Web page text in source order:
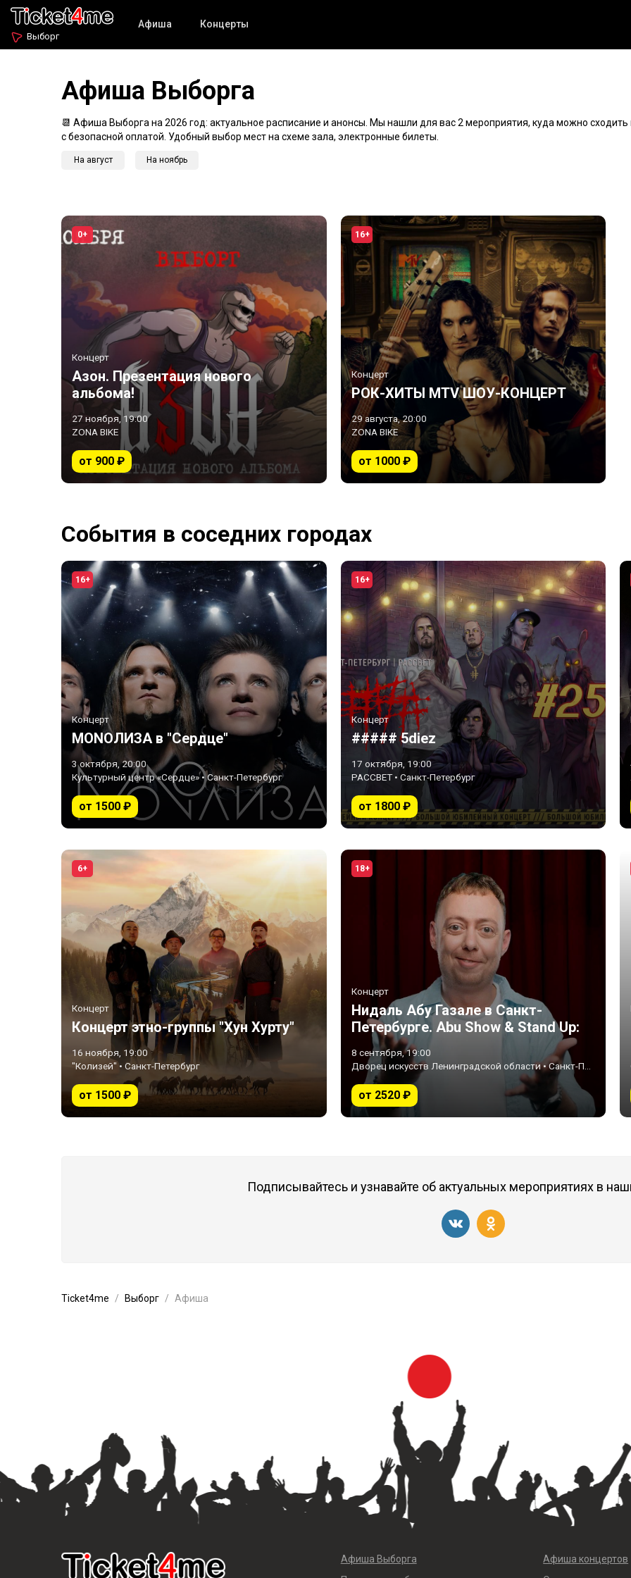
Выборг
Афиша Концерты
Афиша Выборга
📆 Афиша Выборга на 2026 год: актуальное расписание и анонсы. Мы нашли для вас 2 мероприятия, куда можно
с безопасной оплатой. Удобный выбор мест на схеме зала, электронные билеты.
На август На ноябрь
0+
Концерт
Азон. Презентация нового
альбома!
27 ноября, 19:00
ZONA BIKE
от 900 ₽
16+
Концерт
РОК-ХИТЫ MTV ШОУ-КОНЦЕРТ
29 августа, 20:00
ZONA BIKE
от 1000 ₽
События в соседних городах
16+
Концерт
MONOЛИЗА в "Сердце"
3 октября, 20:00
Культурный центр «Сердце» • Санкт-Петербург
от 1500 ₽
16+
Концерт
##### 5diez
17 октября, 19:00
РАССВЕТ • Санкт-Петербург
от 1800 ₽
6+
Концерт
Концерт этно-группы "Хун Хурту"
16 ноября, 19:00
"Колизей" • Санкт-Петербург
от 1500 ₽
18+
Концерт
Нидаль Абу Газале в Санкт-
Петербурге. Abu Show & Stand Up:
новая программа!
8 сентября, 19:00
от 2520 ₽
Подписывайтесь и узнавайте об актуальных мероприятиях в
Ticket4me Выборг Афиша
Афиша Выборга
Афиша концертов